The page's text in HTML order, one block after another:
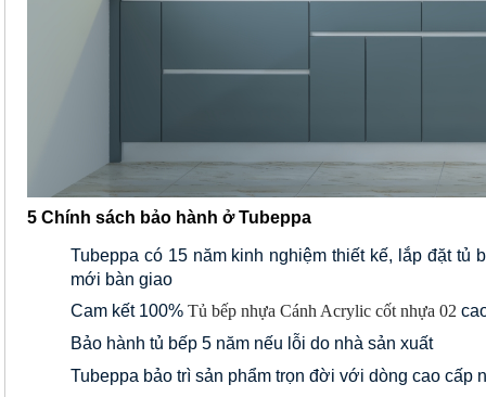
5 Chính sách bảo hành ở Tubeppa
Tubeppa có 15 năm kinh nghiệm thiết kế, lắp đặt tủ
mới bàn giao
Cam kết 100% Tủ bếp nhựa Cánh Acrylic cốt nhựa 02
Bảo hành tủ bếp 5 năm nếu lỗi do nhà sản xuất
Tubeppa bảo trì sản phẩm trọn đời với dòng cao cấp